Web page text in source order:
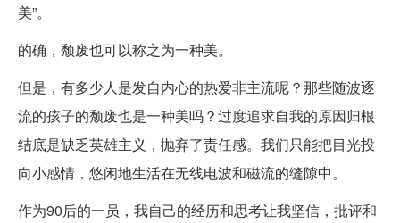
美”。
的确，颓废也可以称之为一种美。
但是，有多少人是发自内心的热爱非主流呢？那些随波逐
流的孩子的颓废也是一种美吗？过度追求自我的原因归根
结底是缺乏英雄主义，抛弃了责任感。我们只能把目光投
向小感情，悠闲地生活在无线电波和磁流的缝隙中。
作为90后的一员，我自己的经历和思考让我坚信，批评和